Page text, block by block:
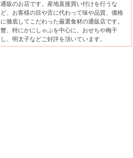
通販のお店です。産地直接買い付けを行うな
ど、お客様の目や舌に代わって味や品質、価格
に徹底してこだわった厳選食材の通販店です。
蟹、特にかにしゃぶを中心に、おせちや梅干
し、明太子などご好評を頂いています。